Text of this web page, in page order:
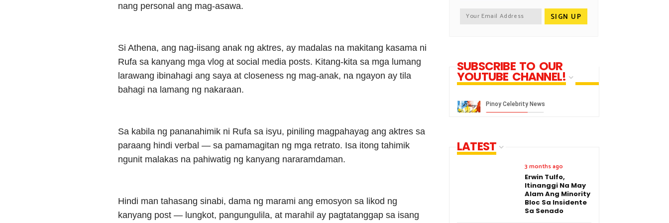
nang personal ang mag-asawa.
Si Athena, ang nag-iisang anak ng aktres, ay madalas na makitang kasama ni
Rufa sa kanyang mga vlog at social media posts. Kitang-kita sa mga lumang
larawang ibinahagi ang saya at closeness ng mag-anak, na ngayon ay tila
bahagi na lamang ng nakaraan.
Sa kabila ng pananahimik ni Rufa sa isyu, piniling magpahayag ang aktres sa
paraang hindi verbal — sa pamamagitan ng mga retrato. Isa itong tahimik
ngunit malakas na pahiwatig ng kanyang nararamdaman.
Hindi man tahasang sinabi, dama ng marami ang emosyon sa likod ng
kanyang post — lungkot, pangungulila, at marahil ay pagtatanggap sa isang
SUBSCRIBE TO OUR
YOUTUBE CHANNEL!
LATEST
3 months ago
Erwin Tulfo,
Itinanggi Na May
Alam Ang Minority
Bloc Sa Insidente
Sa Senado